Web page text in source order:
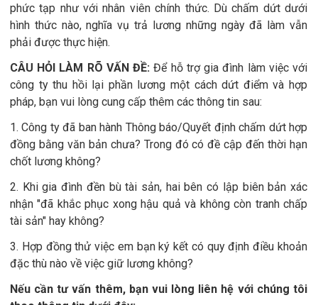
phức tạp như với nhân viên chính thức. Dù chấm dứt dưới
hình thức nào, nghĩa vụ trả lương những ngày đã làm vẫn
phải được thực hiện.
CÂU HỎI LÀM RÕ VẤN ĐỀ: Để hỗ trợ gia đình làm việc với
công ty thu hồi lại phần lương một cách dứt điểm và hợp
pháp, bạn vui lòng cung cấp thêm các thông tin sau:
1.Công ty đã ban hành Thông báo/Quyết định chấm dứt hợp
đồng bằng văn bản chưa? Trong đó có đề cập đến thời hạn
chốt lương không?
2. Khi gia đình đền bù tài sản, hai bên có lập biên bản xác
nhận "đã khắc phục xong hậu quả và không còn tranh chấp
tài sản" hay không?
3. Hợp đồng thử việc em bạn ký kết có quy định điều khoản
đặc thù nào về việc giữ lương không?
Nếu cần tư vấn thêm, bạn vui lòng liên hệ với chúng tôi